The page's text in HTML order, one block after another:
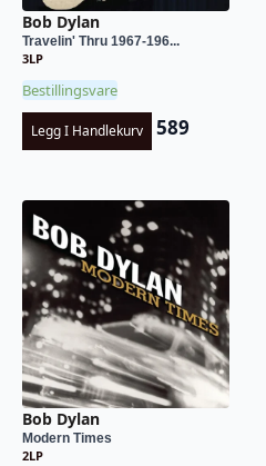
Bob Dylan
Travelin' Thru 1967-196...
3LP
Bestillingsvare
Legg I Handlekurv 589
Bob Dylan
Modern Times
2LP